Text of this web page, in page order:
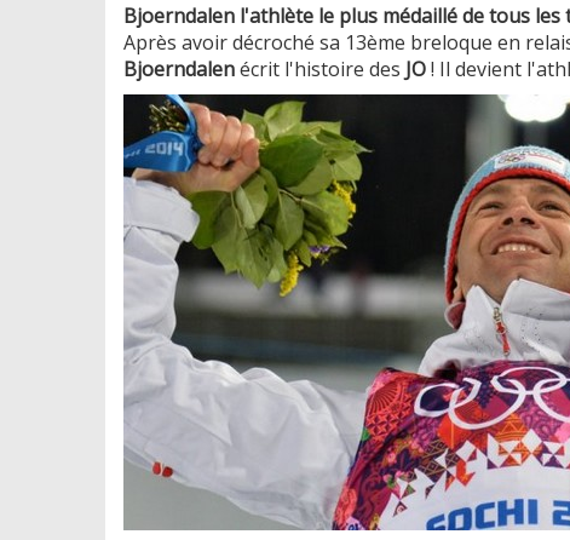
Bjoerndalen l'athlète le plus médaillé de tous les
Après avoir décroché sa 13ème breloque en
Bjoerndalenécrit l'histoire des JO! Il devient